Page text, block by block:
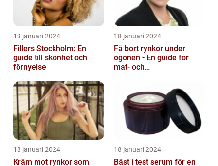
19 januari 2024
Fillers Stockholm: En
guide till skönhet och
förnyelse
18 januari 2024
Få bort rynkor under
ögonen - En guide för
mat- och
18 januari 2024
Kräm mot rynkor som
18 januari 2024
Bäst i test serum för en